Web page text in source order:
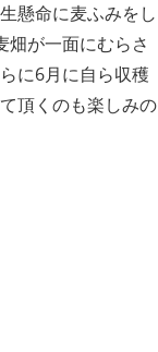
懸命に麦ふみをし
畑が一面にむらさ
に6月に自ら収穫
頂くのも楽しみの